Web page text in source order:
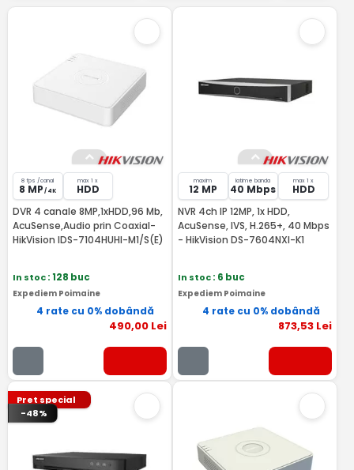
8 fps /canal
8 MP / 4K
max 1 x
HDD
DVR 4 canale 8MP,1xHDD,96 Mb,
AcuSense,Audio prin Coaxial-
HikVision IDS-7104HUHI-M1/S(E)
In stoc: 128 buc
Expediem Poimaine
4 rate cu 0% dobândă
490,00Lei
maxim
12 MP
latime banda
40 Mbps
max 1 x
HDD
NVR 4ch IP 12MP, 1x HDD,
AcuSense, IVS, H.265+, 40 Mbps
- HikVision DS-7604NXI-K1
In stoc: 6 buc
Expediem Poimaine
4 rate cu 0% dobândă
873,53 Lei
Pret special
-48%